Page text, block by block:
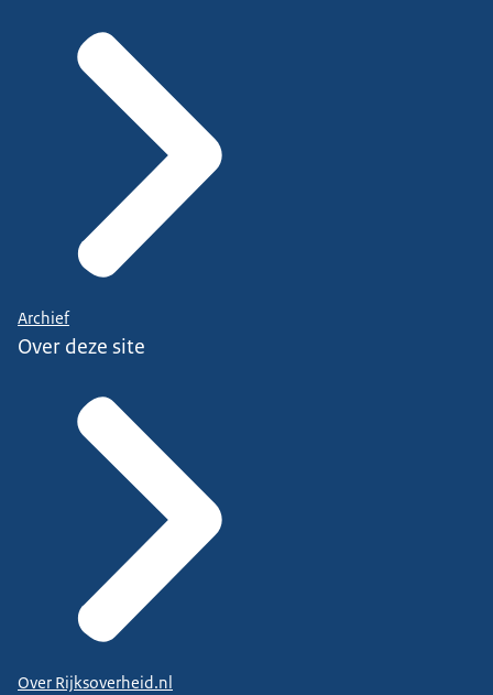
Archief
Over deze site
Over Rijksoverheid.nl